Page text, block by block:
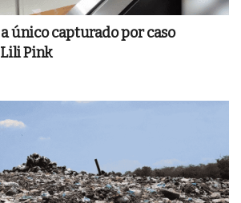
único capturado por caso
Pink